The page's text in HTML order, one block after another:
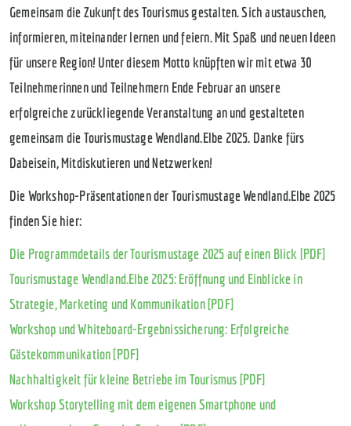
Gemeinsam die Zukunft des Tourismus gestalten. Sich austauschen,
informieren, miteinander lernen und feiern. Mit Spaß und neuen Ideen
für unsere Region! Unter diesem Motto knüpften wir mit etwa 30
Teilnehmerinnen und Teilnehmern Ende Februar an unsere
erfolgreiche zurückliegende Veranstaltung an und gestalteten
gemeinsam die Tourismustage Wendland.Elbe 2025. Danke fürs
Dabeisein, Mitdiskutieren und Netzwerken!
Die Workshop-Präsentationen der Tourismustage Wendland.Elbe 2025
finden Sie hier:
Die Programmdetails der Tourismustage 2025 auf einen Blick [PDF]
Tourismustage Wendland.Elbe 2025: Eröffnung und Einblicke in
Strategie, Marketing und Kommunikation [PDF]
Workshop und Whiteboard-Ergebnissicherung: Erfolgreiche
Gästekommunikation [PDF]
Nachhaltigkeit für kleine Betriebe im Tourismus [PDF]
Workshop Storytelling mit dem eigenen Smartphone und